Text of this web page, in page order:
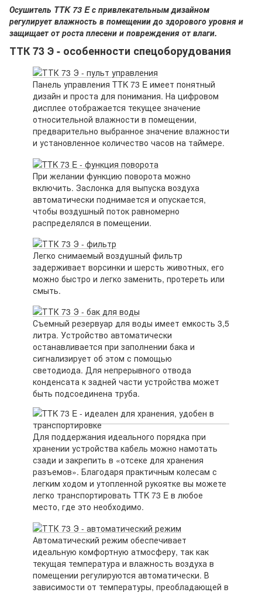
Осушитель TTK 73 E с привлекательным дизайном
регулирует влажность в помещении до здорового уровня и
защищает от роста плесени и повреждения от влаги.
ТТК 73 Э - особенности спецоборудования
Панель управления TTK 73 E имеет понятный
дизайн и проста для понимания. На цифровом
дисплее отображается текущее значение
относительной влажности в помещении,
предварительно выбранное значение влажности
и установленное количество часов на таймере.
При желании функцию поворота можно
включить. Заслонка для выпуска воздуха
автоматически поднимается и опускается,
чтобы воздушный поток равномерно
распределялся в помещении.
Легко снимаемый воздушный фильтр
задерживает ворсинки и шерсть животных, его
можно быстро и легко заменить, протереть или
смыть.
Съемный резервуар для воды имеет емкость 3,5
литра. Устройство автоматически
останавливается при заполнении бака и
сигнализирует об этом с помощью
светодиода. Для непрерывного отвода
конденсата к задней части устройства может
быть подсоединена труба.
Для поддержания идеального порядка при
хранении устройства кабель можно намотать
сзади и закрепить в «отсеке для хранения
разъемов». Благодаря практичным колесам с
легким ходом и утопленной рукоятке вы можете
легко транспортировать TTK 73 E в любое
место, где это необходимо.
Автоматический режим обеспечивает
идеальную комфортную атмосферу, так как
текущая температура и влажность воздуха в
помещении регулируются автоматически. В
зависимости от температуры, преобладающей в